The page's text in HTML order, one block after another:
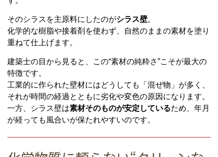
そのシラスを主原料にしたのがシラス壁。
化学的な樹脂や接着剤を使わず、自然のままの素材を塗り
重ねて仕上げます。
建築士の目から見ると、この“素材の純粋さ”こそが最大の
特徴です。
工業的に作られた壁材にはどうしても「混ぜ物」が多く、
それが時間の経過とともに劣化や変色の原因になります。
一方、シラス壁は素材そのものが安定しているため、年月
が経っても風合いが保たれやすいのです。